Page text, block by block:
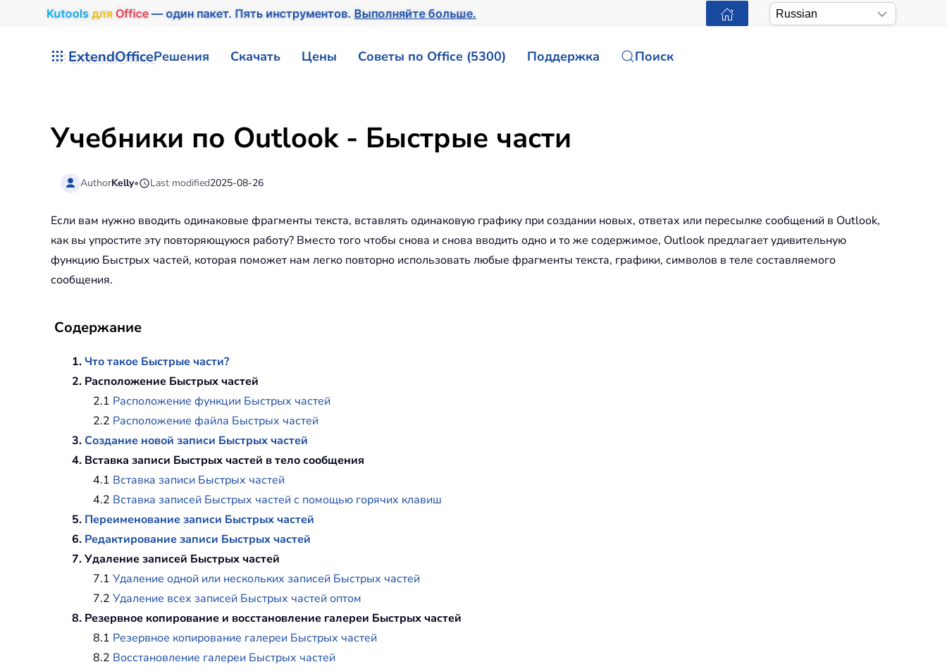
Kutools для Office— один пакет. Пять инструментов.Выполняйте больше.
ExtendOfficeРешения Скачать Цены Советы по Office (5300) Поддержка Поиск
Учебники по Outlook - Быстрые части
AuthorKelly• Last modified2025-08-26
Если вам нужно вводить одинаковые фрагменты текста, вставлять одинаковую графику при создании новых, ответах или пересылке сообщений в Outlook,
как вы упростите эту повторяющуюся работу? Вместо того чтобы снова и снова вводить одно и то же содержимое, Outlook предлагает удивительную
функцию Быстрых частей, которая поможет нам легко повторно использовать любые фрагменты текста, графики, символов в теле составляемого
сообщения.
Содержание
1.Что такое Быстрые части?
2. Расположение Быстрых частей
2.1 Расположение функции Быстрых частей
2.2 Расположение файла Быстрых частей
3.Создание новой записи Быстрых частей
4. Вставка записи Быстрых частей в тело сообщения
4.1 Вставка записи Быстрых частей
4.2 Вставка записей Быстрых частей с помощью горячих клавиш
5. Переименование записи Быстрых частей
6. Редактирование записи Быстрых частей
7. Удаление записей Быстрых частей
7.1 Удаление одной или нескольких записей Быстрых частей
7.2 Удаление всех записей Быстрых частей оптом
8. Резервное копирование и восстановление галереи Быстрых частей
8.1 Резервное копирование галереи Быстрых частей
8.2 Восстановление галереи Быстрых частей